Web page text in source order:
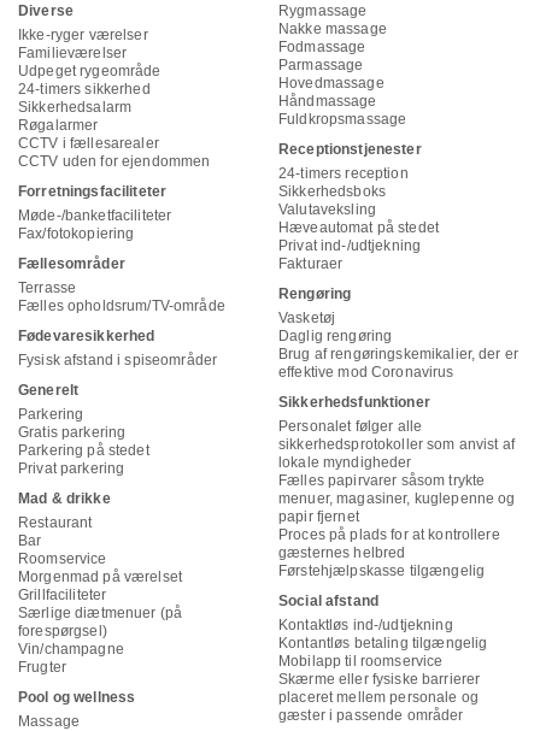
Diverse
Ikke-ryger værelser
Familieværelser
Udpeget rygeområde
24-timers sikkerhed
Sikkerhedsalarm
Røgalarmer
CCTV i fællesarealer
CCTV uden for ejendommen
Forretningsfaciliteter
Møde-/banketfaciliteter
Fax/fotokopiering
Fællesområder
Terrasse
Fælles opholdsrum/TV-område
Fødevaresikkerhed
Fysisk afstand i spiseområder
Generelt
Parkering
Gratis parkering
Parkering på stedet
Privat parkering
Mad & drikke
Restaurant
Bar
Roomservice
Morgenmad på værelset
Grillfaciliteter
Særlige diætmenuer (på
forespørgsel)
Vin/champagne
Frugter
Pool og wellness
Massage
Rygmassage
Nakke massage
Fodmassage
Parmassage
Hovedmassage
Håndmassage
Fuldkropsmassage
Receptionstjenester
24-timers reception
Sikkerhedsboks
Valutaveksling
Hæveautomat på stedet
Privat ind-/udtjekning
Fakturaer
Rengøring
Vasketøj
Daglig rengøring
Brug af rengøringskemikalier, der er
effektive mod Coronavirus
Sikkerhedsfunktioner
Personalet følger alle
sikkerhedsprotokoller som anvist af
lokale myndigheder
Fælles papirvarer såsom trykte
menuer, magasiner, kuglepenne og
papir fjernet
Proces på plads for at kontrollere
gæsternes helbred
Førstehjælpskasse tilgængelig
Social afstand
Kontaktløs ind-/udtjekning
Kontantløs betaling tilgængelig
Mobilapp til roomservice
Skærme eller fysiske barrierer
placeret mellem personale og
gæster i passende områder